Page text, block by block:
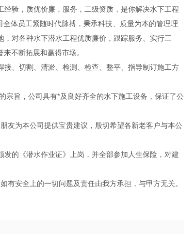
验，质优价廉，服务，二级资质，是你解决水下工程
体员工紧随时代脉搏，秉承科技、质量为本的管理理
对各种水下潜水工程优质廉价，跟踪服务、实行三
不断拓展和赢得市场。
、切割、清淤、检测、检查、整平、指导制订施工方
旨，公司具有*及良好齐全的水下施工设备，保证了公
友为本公司提供宝贵建议，殷切希望各新老客户与本公
的《潜水作业证》上岗，并全部参加人生保险，对建
安全上的一切问题及责任由我方承担，与甲方无关。